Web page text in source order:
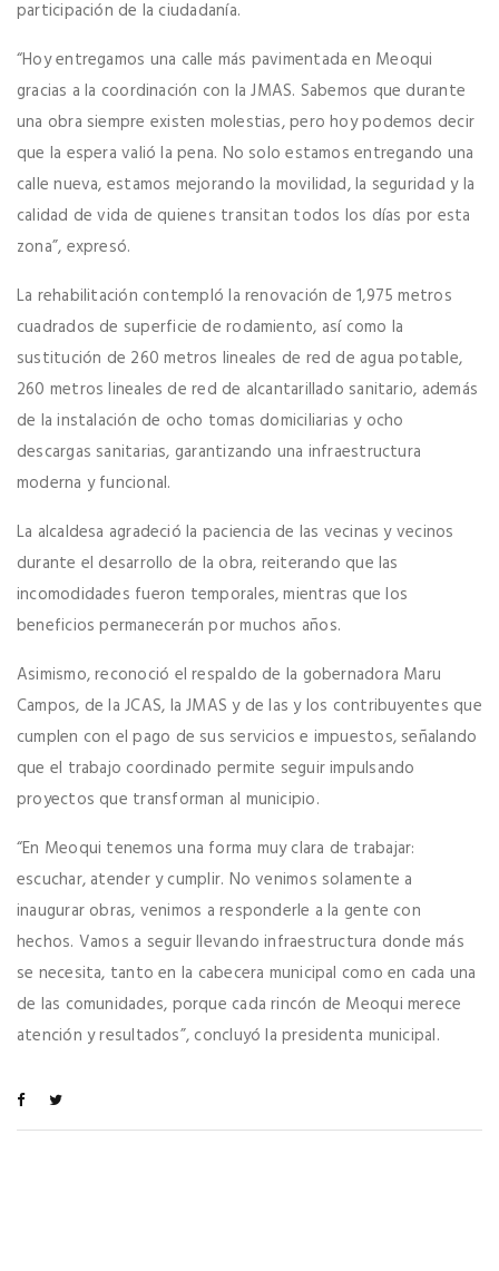
participación de la ciudadanía.
“Hoy entregamos una calle más pavimentada en Meoqui
gracias a la coordinación con la JMAS. Sabemos que durante
una obra siempre existen molestias, pero hoy podemos decir
que la espera valió la pena. No solo estamos entregando una
calle nueva, estamos mejorando la movilidad, la seguridad y la
calidad de vida de quienes transitan todos los días por esta
zona”, expresó.
La rehabilitación contempló la renovación de 1,975 metros
cuadrados de superficie de rodamiento, así como la
sustitución de 260 metros lineales de red de agua potable,
260 metros lineales de red de alcantarillado sanitario, además
de la instalación de ocho tomas domiciliarias y ocho
descargas sanitarias, garantizando una infraestructura
moderna y funcional.
La alcaldesa agradeció la paciencia de las vecinas y vecinos
durante el desarrollo de la obra, reiterando que las
incomodidades fueron temporales, mientras que los
beneficios permanecerán por muchos años.
Asimismo, reconoció el respaldo de la gobernadora Maru
Campos, de la JCAS, la JMAS y de las y los contribuyentes que
cumplen con el pago de sus servicios e impuestos, señalando
que el trabajo coordinado permite seguir impulsando
proyectos que transforman al municipio.
“En Meoqui tenemos una forma muy clara de trabajar:
escuchar, atender y cumplir. No venimos solamente a
inaugurar obras, venimos a responderle a la gente con
hechos. Vamos a seguir llevando infraestructura donde más
se necesita, tanto en la cabecera municipal como en cada una
de las comunidades, porque cada rincón de Meoqui merece
atención y resultados”, concluyó la presidenta municipal.